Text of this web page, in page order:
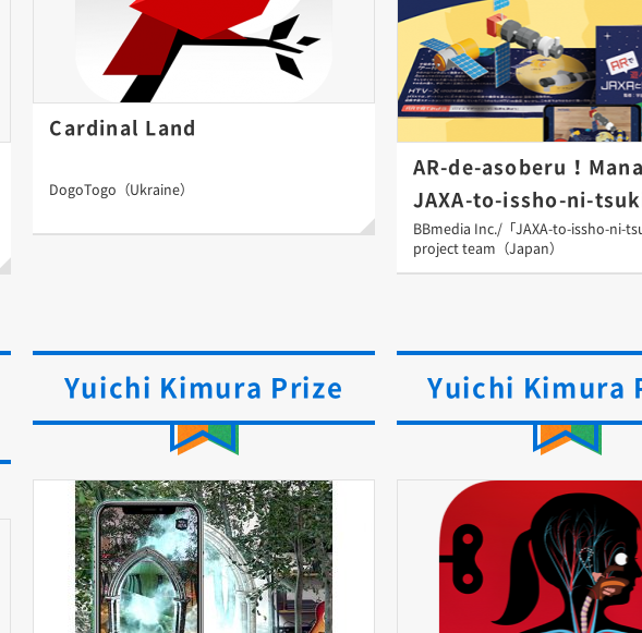
Cardinal Land
DogoTogo（Ukraine）
AR-de-asoberu！
JAXA-to-issho-ni-
BBmedia Inc./「JAXA-to-issho-ni-
project team（Japan）
Yuichi Kimura Prize Yuichi Kimura